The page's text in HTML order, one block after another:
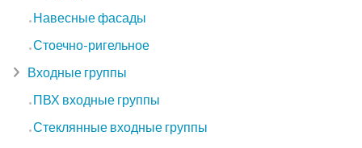
Навесные фасады
Стоечно-ригельное
Входные группы
ПВХ входные группы
Стеклянные входные группы